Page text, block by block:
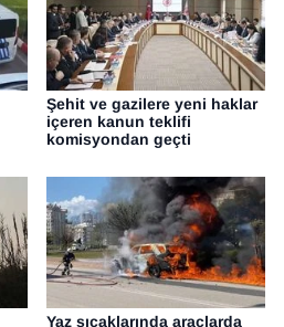
Şehit ve gazilere yeni haklar
içeren kanun teklifi
komisyondan geçti
Yaz sıcaklarında araçlarda